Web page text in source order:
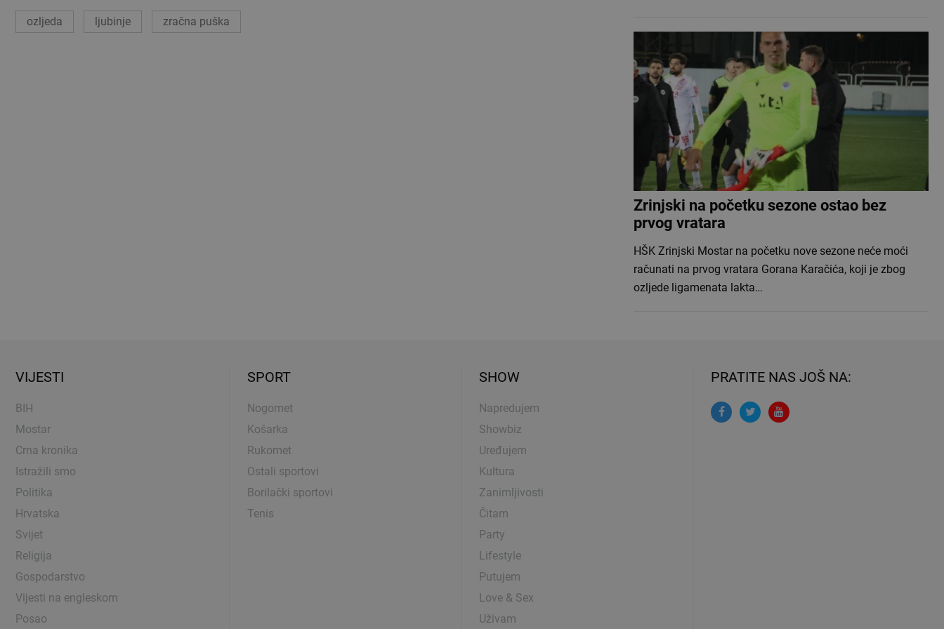
ozljeda ljubinje zračna puška
Zrinjski na početku sezone ostao bez
prvog vratara
HŠK Zrinjski Mostar na početku nove sezone neće moći
računati na prvog vratara Gorana Karačića, koji je zbog
ozljede ligamenata lakta…
VIJESTI
BIH
Mostar
Crna kronika
Istražili smo
Politika
Hrvatska
Svijet
Religija
Gospodarstvo
Vijesti na engleskom
Posao
SPORT
Nogomet
Košarka
Rukomet
Ostali sportovi
Borilački sportovi
Tenis
SHOW
Napredujem
Showbiz
Uređujem
Kultura
Zanimljivosti
Čitam
Party
Lifestyle
Putujem
Love & Sex
Uživam
PRATITE NAS JOŠ NA: